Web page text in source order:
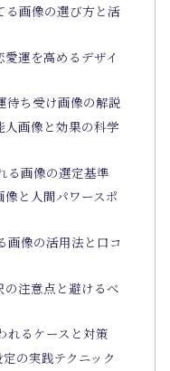
る画像の選び方と活
運を高めるデザイ
待ち受け画像の解説
画像と効果の科学
る画像の選定基準
と人間パワースポ
画像の活用法と口コ
注意点と避けるべ
れるケースと対策
の実践テクニック